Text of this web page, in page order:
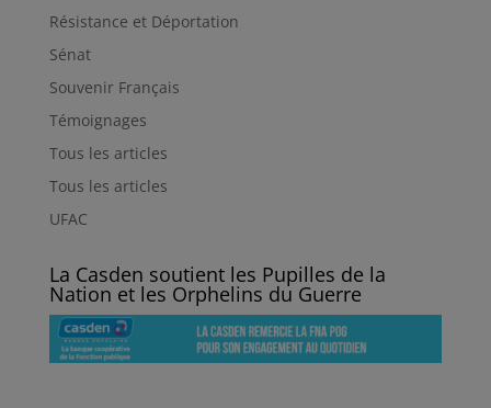
Résistance et Déportation
Sénat
Souvenir Français
Témoignages
Tous les articles
Tous les articles
UFAC
La Casden soutient les Pupilles de la
Nation et les Orphelins du Guerre